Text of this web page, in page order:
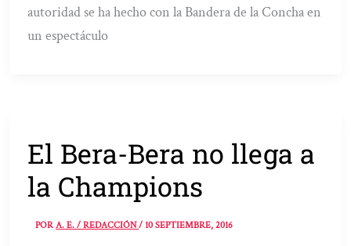
autoridad se ha hecho con la Bandera de la Concha en
un espectáculo
El Bera-Bera no llega a
la Champions
PORA. E. / REDACCIÓN/10 SEPTIEMBRE, 2016